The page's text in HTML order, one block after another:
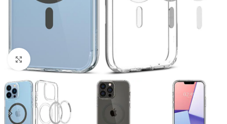
Click to enlarge